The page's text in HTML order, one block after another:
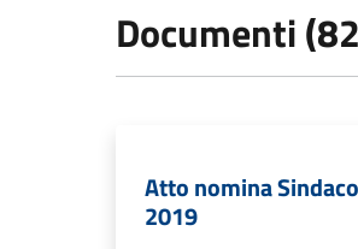
Documenti
Atto nomina
2019